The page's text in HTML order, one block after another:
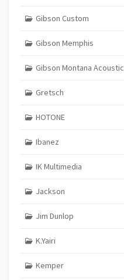
Gibson Custom
Gibson Memphis
Gibson Montana Acoustic
Gretsch
HOTONE
Ibanez
IK Multimedia
Jackson
Jim Dunlop
K.Yairi
Kemper